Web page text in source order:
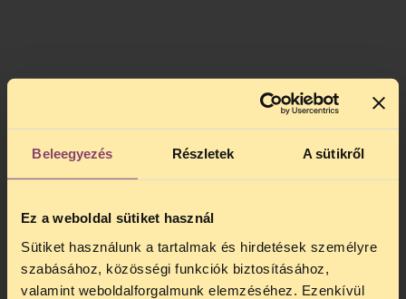
Beleegyezés Részletek A sütikről
Ez a weboldal sütiket használ
Sütiket használunk a tartalmak és hirdetések személyre
szabásához, közösségi funkciók biztosításához,
valamint weboldalforgalmunk elemzéséhez. Ezenkívül